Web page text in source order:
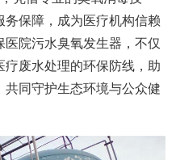
保障，成为医疗机构信赖
院污水臭氧发生器，不仅
废水处理的环保防线，助
同守护生态环境与公众健